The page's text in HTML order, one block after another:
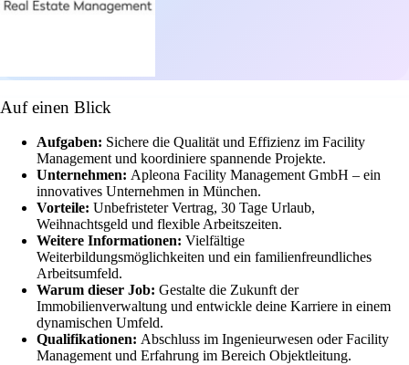
Auf einen Blick
Aufgaben: Sichere die Qualität und Effizienz im Facility
Management und koordiniere spannende Projekte.
Unternehmen: Apleona Facility Management GmbH – ein
innovatives Unternehmen in München.
Vorteile: Unbefristeter Vertrag, 30 Tage Urlaub,
Weihnachtsgeld und flexible Arbeitszeiten.
Weitere Informationen: Vielfältige
Weiterbildungsmöglichkeiten und ein familienfreundliches
Arbeitsumfeld.
Warum dieser Job: Gestalte die Zukunft der
Immobilienverwaltung und entwickle deine Karriere in einem
dynamischen Umfeld.
Qualifikationen: Abschluss im Ingenieurwesen oder Facility
Management und Erfahrung im Bereich Objektleitung.